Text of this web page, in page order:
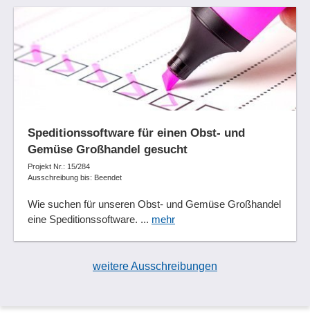
Speditionssoftware für einen Obst- und
Gemüse Großhandel gesucht
Projekt Nr.: 15/284
Ausschreibung bis: Beendet
Wie suchen für unseren Obst- und Gemüse Großhandel
eine Speditions­software. ... mehr
weitere Ausschreibungen